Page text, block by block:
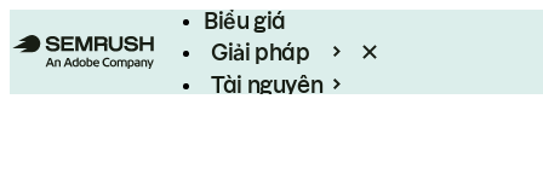
Biểu giá
Giải pháp
Tài nguyên